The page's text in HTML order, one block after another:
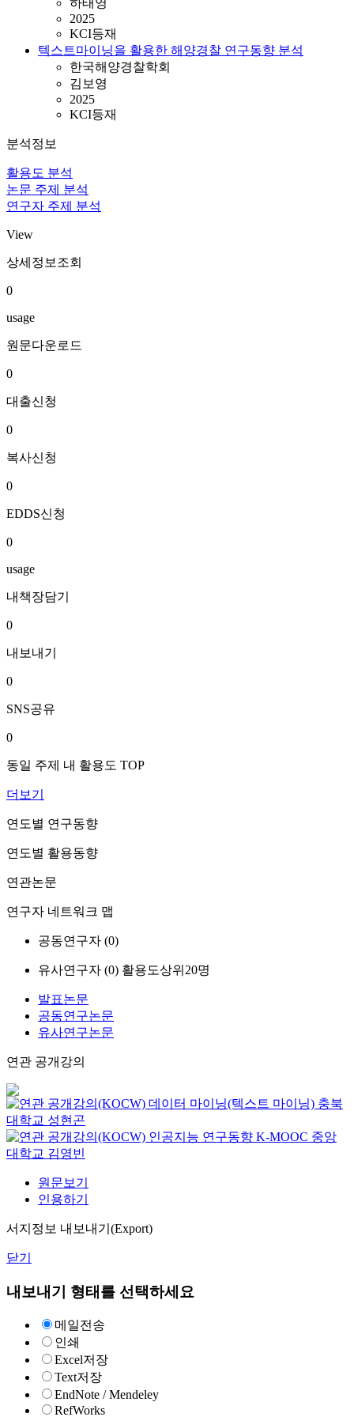
하태영
2025
KCI등재
텍스트마이닝을 활용한 해양경찰 연구동향 분석
한국해양경찰학회
김보영
2025
KCI등재
분석정보
활용도 분석
논문 주제 분석
연구자 주제 분석
View
상세정보조회
0
usage
원문다운로드
0
대출신청
0
복사신청
0
EDDS신청
0
usage
내책장담기
0
내보내기
0
SNS공유
0
동일 주제 내 활용도 TOP
더보기
연도별 연구동향
연도별 활용동향
연관논문
연구자 네트워크 맵
공동연구자 (0)
유사연구자 (0) 활용도상위20명
발표논문
공동연구논문
유사연구논문
연관 공개강의
데이터 마이닝(텍스트 마이닝) 충북
대학교 성현곤
인공지능 연구동향 K-MOOC 중앙
대학교 김영빈
원문보기
인용하기
서지정보 내보내기(Export)
닫기
내보내기 형태를 선택하세요
메일전송
인쇄
Excel저장
Text저장
EndNote / Mendeley
RefWorks